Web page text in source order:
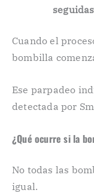
Cuando el
bombilla
Ese parpadeo
detectada por
¿Qué ocurre si la
No todas las
igual.